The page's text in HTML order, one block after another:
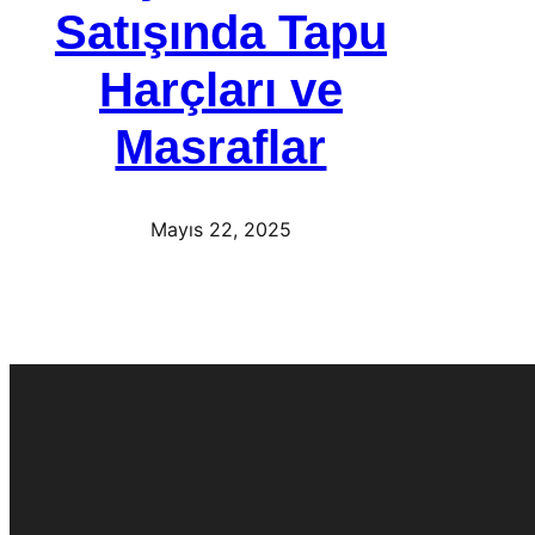
Satışında Tapu
Harçları ve
Masraflar
Mayıs 22, 2025